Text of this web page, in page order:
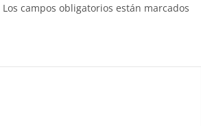
Los campos obligatorios están marcados